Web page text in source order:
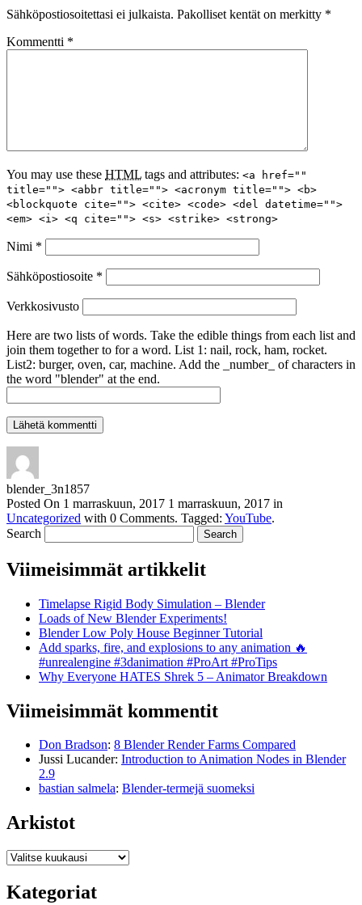
Sähköpostiosoitettasi ei julkaista. Pakolliset kentät on merkitty *
Kommentti *
You may use these HTML tags and attributes: <a href=""
title=""> <abbr title=""> <acronym title=""> <b>
<blockquote cite=""> <cite> <code> <del datetime="">
<em> <i> <q cite=""> <s> <strike> <strong>
Nimi *
Sähköpostiosoite *
Verkkosivusto
Here are two lists of words. Take the edible things from each list and
join them together to for a word. List 1: nail, rock, ham, rocket.
List2: burger, oven, car, machine. Add the _number_ of characters in
the word "blender" at the end.
blender_3n1857
Posted On 1 marraskuun, 2017 1 marraskuun, 2017 in
Uncategorized with 0 Comments. Tagged: YouTube.
Search
Viimeisimmät artikkelit
Timelapse Rigid Body Simulation – Blender
Loads of New Blender Experiments!
Blender Low Poly House Beginner Tutorial
Add sparks, fire, and explosions to any animation 🔥
#unrealengine #3danimation #ProArt #ProTips
Why Everyone HATES Shrek 5 – Animator Breakdown
Viimeisimmät kommentit
Don Bradson: 8 Blender Render Farms Compared
Jussi Lucander: Introduction to Animation Nodes in Blender
2.9
bastian salmela: Blender-termejä suomeksi
Arkistot
Arkistot
Kategoriat